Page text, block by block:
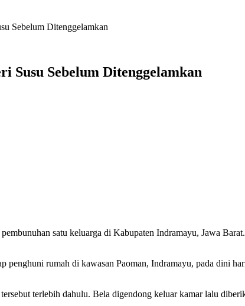
Sebelum Ditenggelamkan
Susu Sebelum Ditenggelamkan
satu keluarga di Kabupaten Indramayu, Jawa
penghuni rumah di kawasan Paoman, Indramayu, pada dini
terlebih dahulu. Bela digendong keluar kamar lalu